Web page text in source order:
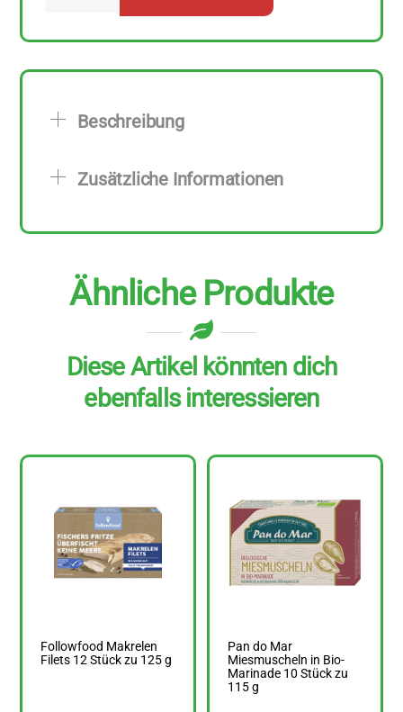
Bio-
zu
Beschreibung
Zusätzliche Informationen
Ähnliche Produkte
Diese Artikel könnten dich
ebenfalls interessieren
Followfood Makrelen
Filets 12 Stück zu 125 g
Pan do Mar
Miesmuscheln in Bio-
Marinade 10 Stück zu
115 g